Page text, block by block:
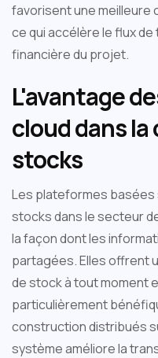
favorisent une meilleure
ce qui accélère le flux
financière du projet.
L'avantage
cloud dans
stocks
Les plateformes basées
stocks dans le secteur
la façon dont les
partagées. Elles offrent
de stock à tout moment
particulièrement
construction distribués
système améliore la